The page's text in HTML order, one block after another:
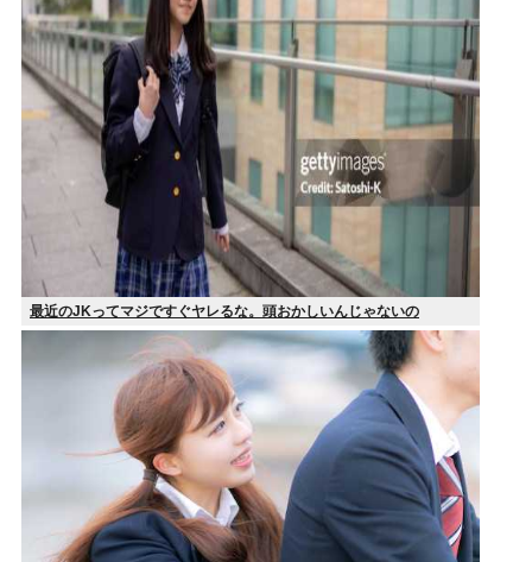
最近のJKってマジですぐヤレるな。頭おかしいんじゃないの